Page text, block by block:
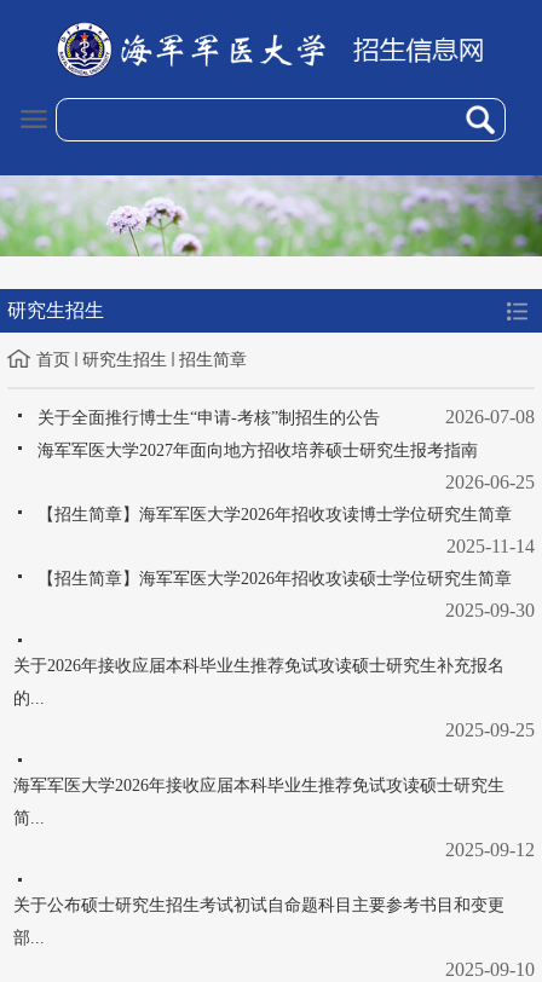
研究生招生
首页 研究生招生 招生简章
关于全面推行博士生“申请-考核”制招生的公告 2026-07-08
海军军医大学2027年面向地方招收培养硕士研究生报考指南
2026-06-25
【招生简章】海军军医大学2026年招收攻读博士学位研究生简章
2025-11-14
【招生简章】海军军医大学2026年招收攻读硕士学位研究生简章
2025-09-30
关于2026年接收应届本科毕业生推荐免试攻读硕士研究生补充报名
的...
2025-09-25
海军军医大学2026年接收应届本科毕业生推荐免试攻读硕士研究生
简...
2025-09-12
关于公布硕士研究生招生考试初试自命题科目主要参考书目和变更
部...
2025-09-10